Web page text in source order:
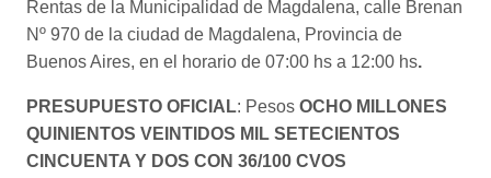
Rentas de la Municipalidad de Magdalena, calle Brenan
Nº 970 de la ciudad de Magdalena, Provincia de
Buenos Aires, en el horario de 07:00 hs a 12:00 hs.
PRESUPUESTO OFICIAL: Pesos OCHO MILLONES
QUINIENTOS VEINTIDOS MIL SETECIENTOS
CINCUENTA Y DOS CON 36/100 CVOS